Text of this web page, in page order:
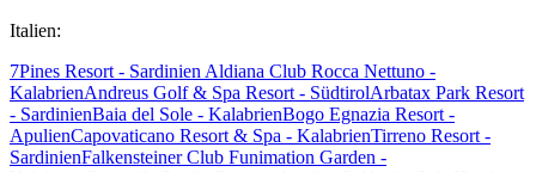
Italien:
7Pines Resort - Sardinien Aldiana Club Rocca Nettuno -
KalabrienAndreus Golf & Spa Resort - SüdtirolArbatax Park Resort
- SardinienBaia del Sole - KalabrienBogo Egnazia Resort -
ApulienCapovaticano Resort & Spa - KalabrienTirreno Resort -
SardinienFalkensteiner Club Funimation Garden -